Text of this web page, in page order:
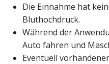
Die Einnahme hat
Bluthochdruck.
Während der
Auto fahren und
Eventuell